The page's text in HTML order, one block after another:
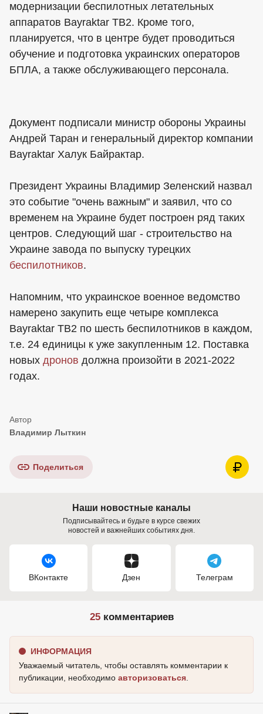
модернизации беспилотных летательных
аппаратов Bayraktar TB2. Кроме того,
планируется, что в центре будет проводиться
обучение и подготовка украинских операторов
БПЛА, а также обслуживающего персонала.
Документ подписали министр обороны Украины
Андрей Таран и генеральный директор компании
Bayraktar Халук Байрактар.
Президент Украины Владимир Зеленский назвал
это событие "очень важным" и заявил, что со
временем на Украине будет построен ряд таких
центров. Следующий шаг - строительство на
Украине завода по выпуску турецких
беспилотников.
Напомним, что украинское военное ведомство
намерено закупить еще четыре комплекса
Bayraktar TB2 по шесть беспилотников в каждом,
т.е. 24 единицы к уже закупленным 12. Поставка
новых дронов должна произойти в 2021-2022
годах.
Владимир Лыткин
Поделиться
Наши новостные каналы
Подписывайтесь и будьте в курсе свежих
новостей и важнейших событиях дня.
ВКонтакте Дзен Телеграм
25комментариев
ИНФОРМАЦИЯ
Уважаемый читатель, чтобы оставлять комментарии к
публикации, необходимо авторизоваться